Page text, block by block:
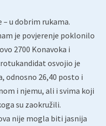
u dobrim rukama.
je povjerenje poklonilo
2700 Konavoka i
osvojio je
odnosno 26,40 posto i
i njemu, ali i svima koji
su zaokružili.
nije mogla biti jasnija